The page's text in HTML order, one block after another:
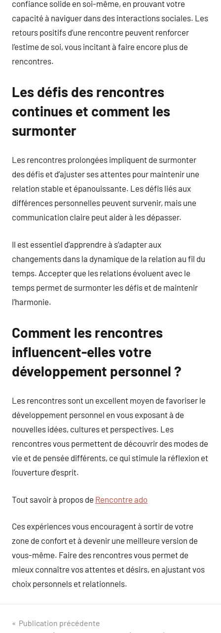
confiance solide en soi-même, en prouvant votre
capacité à naviguer dans des interactions sociales. Les
retours positifs d’une rencontre peuvent renforcer
l’estime de soi, vous incitant à faire encore plus de
rencontres.
Les défis des rencontres
continues et comment les
surmonter
Les rencontres prolongées impliquent de surmonter
des défis et d’ajuster ses attentes pour maintenir une
relation stable et épanouissante. Les défis liés aux
différences personnelles peuvent survenir, mais une
communication claire peut aider à les dépasser.
Il est essentiel d’apprendre à s’adapter aux
changements dans la dynamique de la relation au fil du
temps. Accepter que les relations évoluent avec le
temps permet de surmonter les défis et de maintenir
l’harmonie.
Comment les rencontres
influencent-elles votre
développement personnel ?
Les rencontres sont un excellent moyen de favoriser le
développement personnel en vous exposant à de
nouvelles idées, cultures et perspectives. Les
rencontres vous permettent de découvrir des modes de
vie et de pensée différents, ce qui stimule la réflexion et
l’ouverture d’esprit.
Tout savoir à propos de Rencontre ado
Ces expériences vous encouragent à sortir de votre
zone de confort et à devenir une meilleure version de
vous-même. Faire des rencontres vous permet de
mieux connaître vos attentes et désirs, en ajustant vos
choix personnels et relationnels.
Navigation
Publication précédente